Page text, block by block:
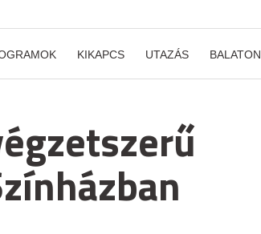
KIKAPCS UTAZÁS BALATON